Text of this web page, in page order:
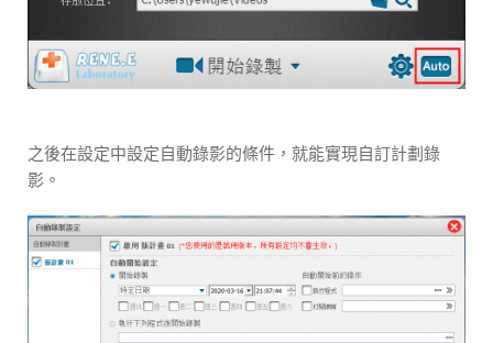
之後在設定中設定自動錄影的條件，就能實現自訂計劃錄
影。